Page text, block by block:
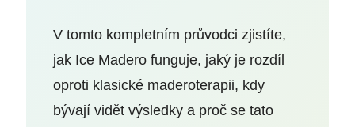
V tomto kompletním průvodci zjistíte,
jak Ice Madero funguje, jaký je rozdíl
oproti klasické maderoterapii, kdy
bývají vidět výsledky a proč se tato